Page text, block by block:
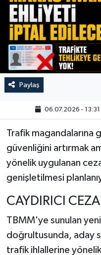
Paylaş
06.07.2026 - 13:31
Trafik magandalarına
güvenliğini artırmak
yönelik uygulanan
genişletilmesi
CAYDIRICI
TBMM'ye sunulan
doğrultusunda, aday
trafik ihlallerine yönelik